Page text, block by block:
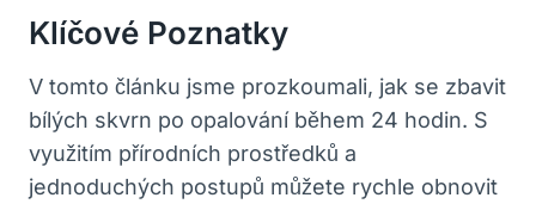
Klíčové⁤ Poznatky
V tomto článku jsme prozkoumali, ​jak se zbavit
bílých skvrn po opalování ⁤během 24 hodin. S
využitím přírodních prostředků a
jednoduchých postupů můžete rychle obnovit